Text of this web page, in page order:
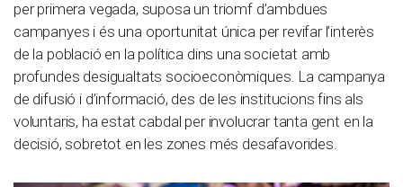
per primera vegada, suposa un triomf d’ambdues
campanyes i és una oportunitat única per revifar l’interès
de la població en la política dins una societat amb
profundes desigualtats socioeconòmiques. La campanya
de difusió i d’informació, des de les institucions fins als
voluntaris, ha estat cabdal per involucrar tanta gent en la
decisió, sobretot en les zones més desafavorides.